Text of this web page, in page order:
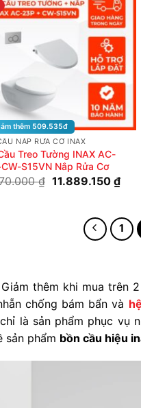
thêm 509.535đ
NẮP RỬA CƠ INAX
Treo Tường INAX AC-
S15VN Nắp Rửa Cơ
₫ Giá
11.889.150 ₫Giá
hiện
1
thêm khi mua trên
chống bám bẩn và
là sản phẩm phục vụ
sản phẩm bồn cầu hiệu